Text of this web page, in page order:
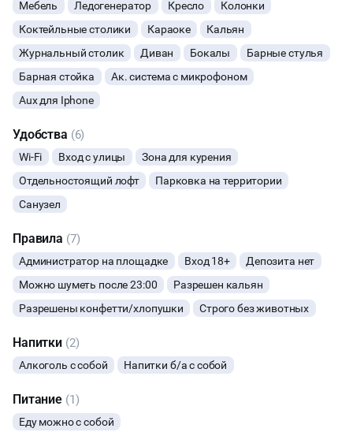
Мебель
Ледогенератор Кресло
Колонки
Коктейльные столики
Караоке
Кальян
Журнальный столик
Диван Бокалы
Барные стулья
Барная стойка
Ак. система с микрофоном
Aux для Iphone
Удобства (6)
Wi-Fi Вход с улицы
Зона для курения
Отдельностоящий лофт
Парковка на территории
Санузел
Правила (7)
Администратор на площадке Вход 18+
Депозита нет
Можно шуметь после 23:00
Разрешен кальян
Разрешены конфетти/хлопушки
Строго без животных
Напитки (2)
Алкоголь с собой Напитки б/а с собой
Питание (1)
Еду можно с собой
ДЕЛОВЫЕ МЕРОПРИЯТИЯ
КВАРТИРНИКИ
ФОТОСЕССИИ
БАНКЕТЫ
ЮБИЛЕЙ
МАЛЬЧИШНИК
ДИСКОТЕКА
СВИДАНИЯ
НОВЫЙ ГОД
МАСТЕР-КЛАСС
ОСТАВИТЬ ЗАЯВКУ
Вы можете отменить заявку в любой момент, это бесплатно
или поменять параметры с нашим менеджером после того, как
оставите заявку
🔥 8 человек интересовались этой площадкой сегодня